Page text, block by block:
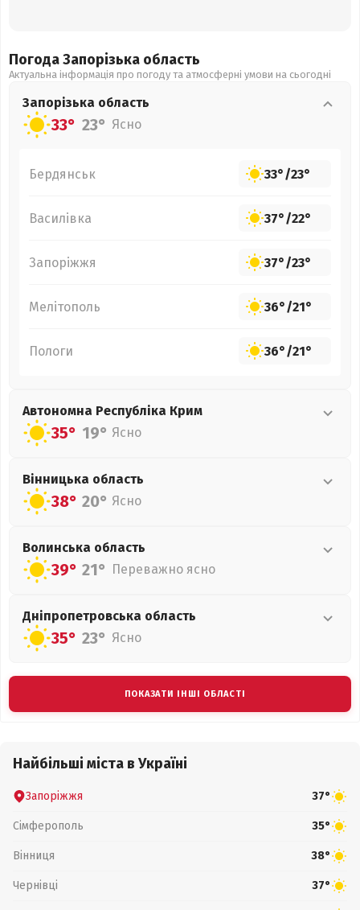
Погода Запорізька область
Актуальна інформація про погоду та атмосферні умови на сьогодні
Запорізька область
33° 23° Ясно
Бердянськ 33°/23°
Василівка 37°/22°
Запоріжжя 37°/23°
Мелітополь 36°/21°
Пологи 36°/21°
Автономна Республіка Крим
35° 19° Ясно
Вінницька область
38° 20° Ясно
Волинська область
39° 21° Переважно ясно
Дніпропетровська область
35° 23° Ясно
ПОКАЗАТИ ІНШІ ОБЛАСТІ
Найбільші міста в Україні
Запоріжжя 37°
Сімферополь 35°
Вінниця 38°
Чернівці 37°